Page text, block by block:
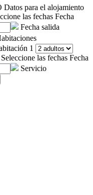
Datos para el alojamiento
las fechas Fecha
Fecha salida
1
Seleccione las fechas Fecha
Servicio